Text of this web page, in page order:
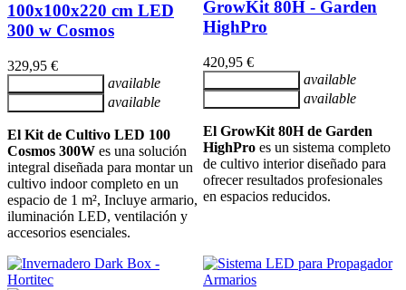
100x100x220 cm LED
300 w Cosmos
329,95 €
available
available
El Kit de Cultivo LED 100
Cosmos 300W es una solución
integral diseñada para montar un
cultivo indoor completo en un
espacio de 1 m², Incluye armario,
iluminación LED, ventilación y
accesorios esenciales.
GrowKit 80H - Garden
HighPro
420,95 €
available
available
El GrowKit 80H de Garden
HighPro es un sistema completo
de cultivo interior diseñado para
ofrecer resultados profesionales
en espacios reducidos.